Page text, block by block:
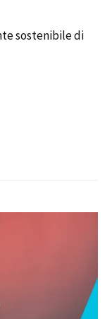
sostenibile di